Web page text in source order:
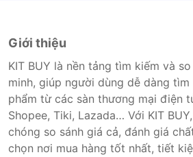
Giới thiệu
KIT BUY là nền tảng tìm kiếm và
minh, giúp người dùng dễ dàng tìm
phẩm từ các sàn thương mại điện
Shopee, Tiki, Lazada… Với KIT
chóng so sánh giá cả, đánh giá
chọn nơi mua hàng tốt nhất, tiết